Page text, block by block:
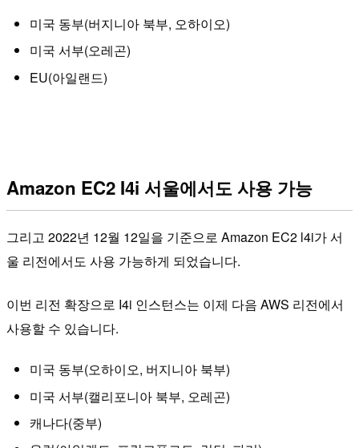
미국 동부(버지니아 북부, 오하이오)
미국 서부(오레곤)
EU(아일랜드)
Amazon EC2 I4i 서울에서도 사용 가능
그리고 2022년 12월 12일을 기준으로 Amazon EC2 l4i가 서
울 리전에서도 사용 가능하게 되었습니다.
이번 리전 확장으로 I4i 인스턴스는 이제 다음 AWS 리전에서
사용할 수 있습니다.
미국 동부(오하이오, 버지니아 북부)
미국 서부(캘리포니아 북부, 오레곤)
캐나다(중부)